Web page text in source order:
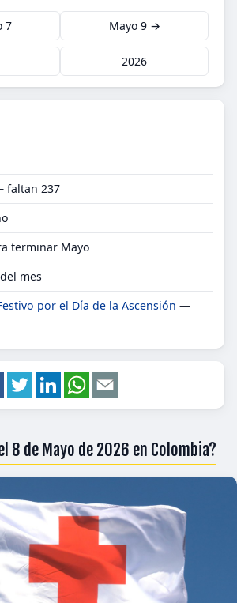
7 Mayo 9 →
2026
faltan 237
terminar Mayo
mes
por el Día de la Ascensión —
8 de Mayo de 2026 en Colombia?